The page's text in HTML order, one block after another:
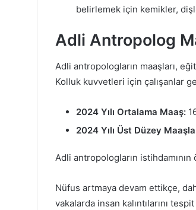
belirlemek için kemikler,
Adli Antropolog
Adli antropologların maaşları,
Kolluk kuvvetleri için çalışanlar
2024 Yılı Ortalama Maaş:
2024 Yılı Üst Düzey
Adli antropologların
Nüfus artmaya devam ettikçe,
vakalarda insan kalıntılarını